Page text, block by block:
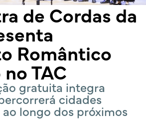
de Cordas da
Romântico
TAC
gratuita integra
cidades
longo dos próximos